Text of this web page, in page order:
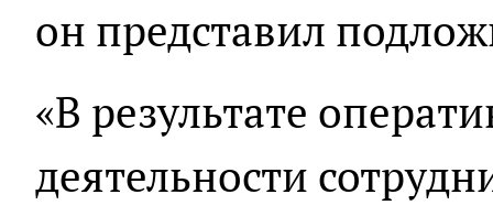
он представил
«В результате
деятельности